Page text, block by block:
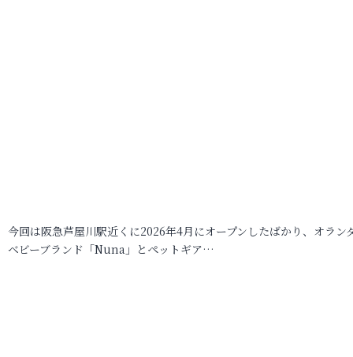
今回は阪急芦屋川駅近くに2026年4月にオープンしたばかり、オラン
ベビーブランド「Nuna」とペットギア…